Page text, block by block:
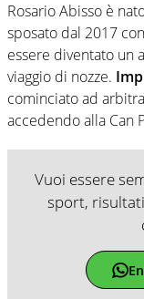
Rosario Abisso è
sposato dal 2017
essere diventato un
viaggio di nozze.
cominciato ad
accedendo alla Can
Vuoi essere
sport,